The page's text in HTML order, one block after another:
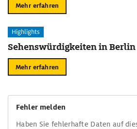
Mehr erfahren
Highlights
Sehenswürdigkeiten in Berlin
Mehr erfahren
Fehler melden
Haben Sie fehlerhafte Daten auf